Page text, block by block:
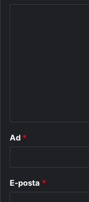
Ad *
E-posta *